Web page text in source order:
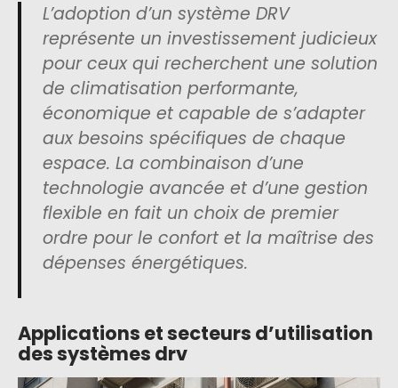
L’adoption d’un système DRV
représente un investissement judicieux
pour ceux qui recherchent une solution
de climatisation performante,
économique et capable de s’adapter
aux besoins spécifiques de chaque
espace. La combinaison d’une
technologie avancée et d’une gestion
flexible en fait un choix de premier
ordre pour le confort et la maîtrise des
dépenses énergétiques.
Applications et secteurs d’utilisation
des systèmes drv